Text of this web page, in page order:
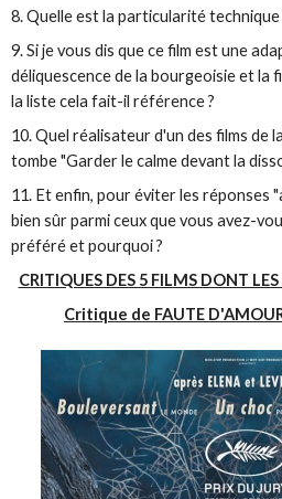
8. Quelle est la particularité technique
9. Si je vous dis que ce film est une
déliquescence de la bourgeoisie et la
la liste cela fait-il référence ?
10. Quel réalisateur d'un des films de
tombe "Garder le calme devant la
11. Et enfin, pour éviter les réponses
bien sûr parmi ceux que vous avez-
préféré et pourquoi ?
CRITIQUES DES 5 FILMS DONT
Critique de FAUTE